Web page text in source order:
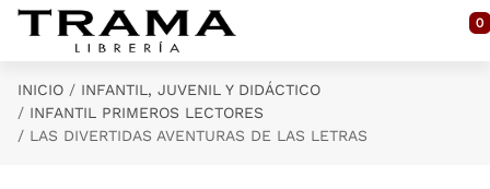
Saltar al contenido principal
0
INICIO
INFANTIL, JUVENIL Y DIDÁCTICO
INFANTIL PRIMEROS LECTORES
LAS DIVERTIDAS AVENTURAS DE LAS LETRAS